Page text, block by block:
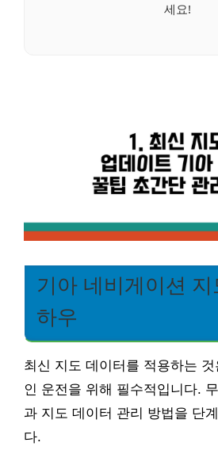
세요!
기아 네비게이션 지
하우
최신 지도 데이터를 적용하는
인 운전을 위해 필수적입니다.
과 지도 데이터 관리 방법을 단
다.